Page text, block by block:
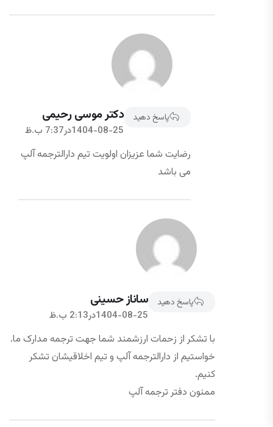
دکتر موسی رحیمی پاسخ دهید
1404-08-25در7:37 ب.ظ
رضایت شما عزیزان اولویت تیم دارالترجمه آلپ
می باشد
ساناز حسینی پاسخ دهید
1404-08-25در2:13 ب.ظ
با تشکر از زحمات ارزشمند شما جهت ترجمه مدارک ما.
خواستیم از دارالترجمه آلپ و تیم اخلاقیشان تشکر
کنیم.
ممنون دفتر ترجمه آلپ